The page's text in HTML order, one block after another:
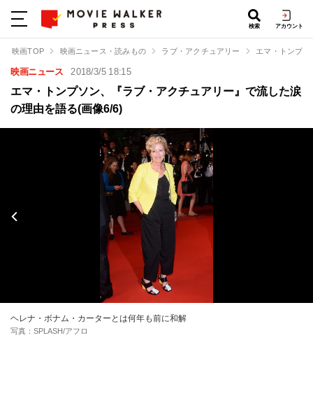
検索 アカウント
映画TOP 映画ニュース・読みもの ラブ・アクチュアリー エマ・トンプ
映画ニュース 2018/3/5 18:15
エマ・トンプソン、『ラブ・アクチュアリー』で流した涙
の理由を語る(画像6/6)
ヘレナ・ボナム・カーターとは何年も前に和解
写真：SPLASH/アフロ